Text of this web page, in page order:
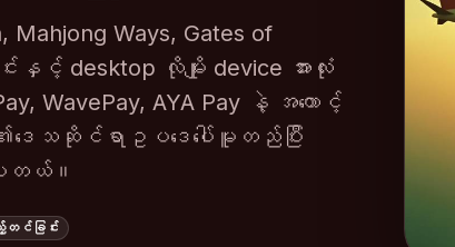
Ways, Gates of
desktop လိုမျိုး device အားလုံး
WavePay, AYA Pay နဲ့ အကောင့်
၏ဒေသဆိုင်ရာဥပဒေပေါ်မူတည်ပြီး
ါတယ်။
ည့်တင်ခြင်း